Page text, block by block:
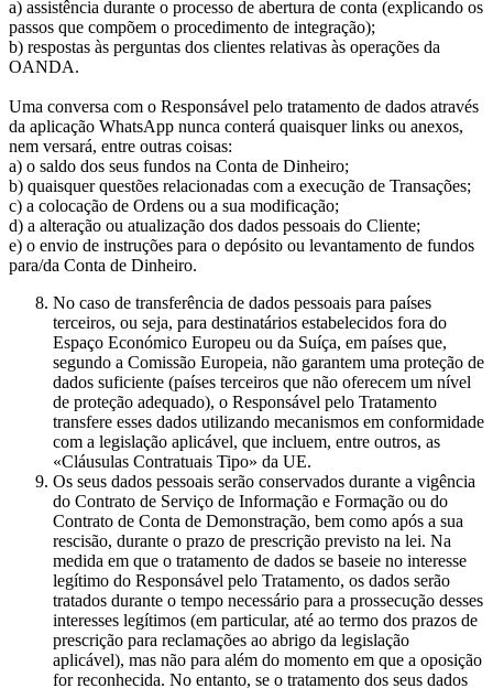
a) assistência durante o processo de abertura de conta (explicando os
passos que compõem o procedimento de integração);
b) respostas às perguntas dos clientes relativas às operações da
OANDA.
Uma conversa com o Responsável pelo tratamento de dados através
da aplicação WhatsApp nunca conterá quaisquer links ou anexos,
nem versará, entre outras coisas:
a) o saldo dos seus fundos na Conta de Dinheiro;
b) quaisquer questões relacionadas com a execução de Transações;
c) a colocação de Ordens ou a sua modificação;
d) a alteração ou atualização dos dados pessoais do Cliente;
e) o envio de instruções para o depósito ou levantamento de fundos
para/da Conta de Dinheiro.
No caso de transferência de dados pessoais para países
terceiros, ou seja, para destinatários estabelecidos fora do
Espaço Económico Europeu ou da Suíça, em países que,
segundo a Comissão Europeia, não garantem uma proteção de
dados suficiente (países terceiros que não oferecem um nível
de proteção adequado), o Responsável pelo Tratamento
transfere esses dados utilizando mecanismos em conformidade
com a legislação aplicável, que incluem, entre outros, as
«Cláusulas Contratuais Tipo» da UE.
Os seus dados pessoais serão conservados durante a vigência
do Contrato de Serviço de Informação e Formação ou do
Contrato de Conta de Demonstração, bem como após a sua
rescisão, durante o prazo de prescrição previsto na lei. Na
medida em que o tratamento de dados se baseie no interesse
legítimo do Responsável pelo Tratamento, os dados serão
tratados durante o tempo necessário para a prossecução desses
interesses legítimos (em particular, até ao termo dos prazos de
prescrição para reclamações ao abrigo da legislação
aplicável), mas não para além do momento em que a oposição
for reconhecida. No entanto, se o tratamento dos seus dados